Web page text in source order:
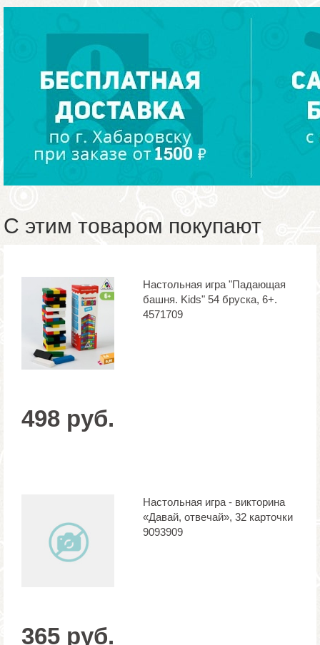
С этим товаром покупают
Настольная игра "Падающая
башня. Kids" 54 бруска, 6+.
4571709
498 руб.
Настольная игра - викторина
«Давай, отвечай», 32 карточки
9093909
365 руб.